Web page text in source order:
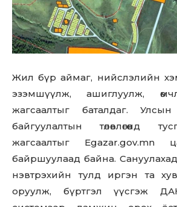
Жил бүр аймаг, нийслэлийн
эзэмшүүлж, ашиглуулж,
жагсаалтыг баталдаг.
байгуулалтын төлөвлөгөөнд
жагсаалтыг Egazar.gov.mn
байршуулаад байна.
нэвтрэхийн тулд иргэн та
оруулж, бүртгэл үүсгэж